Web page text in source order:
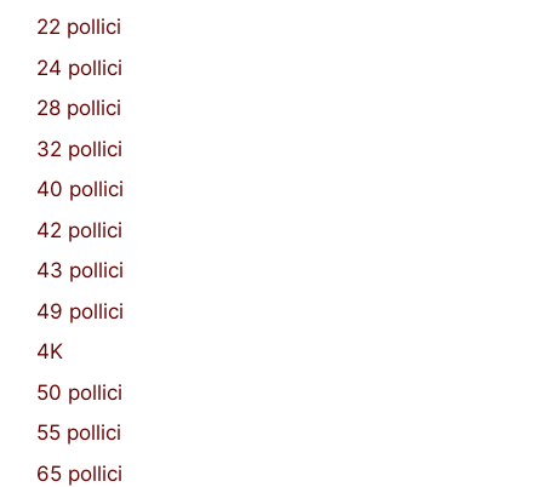
22 pollici
24 pollici
28 pollici
32 pollici
40 pollici
42 pollici
43 pollici
49 pollici
4K
50 pollici
55 pollici
65 pollici